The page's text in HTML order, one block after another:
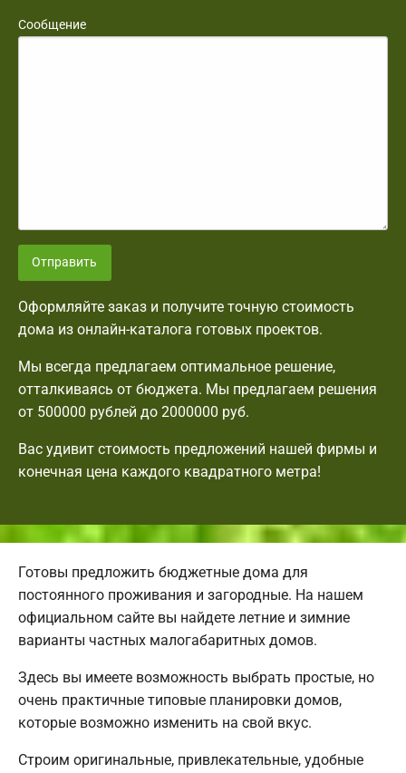
Сообщение
Отправить
Оформляйте заказ и получите точную стоимость
дома из онлайн-каталога готовых проектов.
Мы всегда предлагаем оптимальное решение,
отталкиваясь от бюджета. Мы предлагаем решения
от 500000 рублей до 2000000 руб.
Вас удивит стоимость предложений нашей фирмы и
конечная цена каждого квадратного метра!
Готовы предложить бюджетные дома для
постоянного проживания и загородные. На нашем
официальном сайте вы найдете летние и зимние
варианты частных малогабаритных домов.
Здесь вы имеете возможность выбрать простые, но
очень практичные типовые планировки домов,
которые возможно изменить на свой вкус.
Строим оригинальные, привлекательные, удобные